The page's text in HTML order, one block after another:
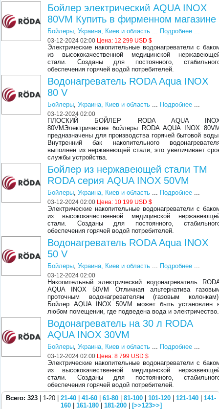
Бойлер электрический AQUA INOX
80VM Купить в фирменном магазине
Бойлеры,Украина, Киев и область ... Подробнее ...
03-12-2024 02:00 Цена: 12 299 USD $
Электрические накопительные водонагреватели с
из высококачественной медицинской
стали. Созданы для постоянного,
обеспечения горячей водой потребителей.
Водонагреватель RODA Aqua INOX
80 V
Бойлеры,Украина, Киев и область ... Подробнее ...
03-12-2024 02:00
ПЛОСКИЙ БОЙЛЕР RODA AQUA
80VMЭлектрические бойлеры RODA AQUA INOX
предназначены для производства горячей бытовой
Внутренний бак накопительного
выполнен из нержавеющей стали, это увеличивает
службы устройства.
Бойлер из нержавеющей стали ТМ
RODA серия AQUA INOX 50VM
Бойлеры,Украина, Киев и область ... Подробнее ...
03-12-2024 02:00 Цена: 10 199 USD $
Электрические накопительные водонагреватели с
из высококачественной медицинской
стали. Созданы для постоянного,
обеспечения горячей водой потребителей.
Водонагреватель RODA Aqua INOX
50 V
Бойлеры,Украина, Киев и область ... Подробнее ...
03-12-2024 02:00
Накопительный электрический водонагреватель
AQUA INOX 50VM Отличная альтернатива
проточным водонагревателям (газовым
Бойлер AQUA INOX 50VM может быть установлен
любом помещении, где подведена вода и электричество.
Водонагреватель на 30 л RODA
AQUA INOX 30VM
Бойлеры,Украина, Киев и область ... Подробнее ...
03-12-2024 02:00 Цена:8 799 USD $
Электрические накопительные водонагреватели с
из высококачественной медицинской
стали. Созданы для постоянного,
обеспечения горячей водой потребителей.
Всего: 323 | 1-20 | 21-40 41-60 61-80 81-100 101-120 121-140
141-
160| 161-180| 181-200| [>>123>>]